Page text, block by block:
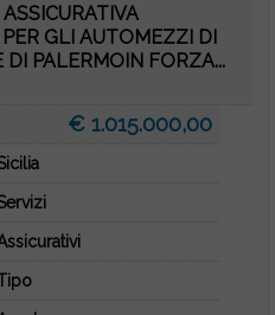
GLI AUTOMEZZI DI
DI PALERMOIN FORZA...
€ 1.015.000,00